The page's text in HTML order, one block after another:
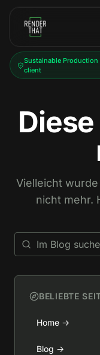
Sustainable Production
client
Vielleicht
nicht mehr.
BELIEBTE
Home →
Blog →